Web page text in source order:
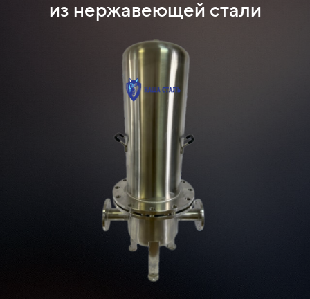
из нержавеющей стали